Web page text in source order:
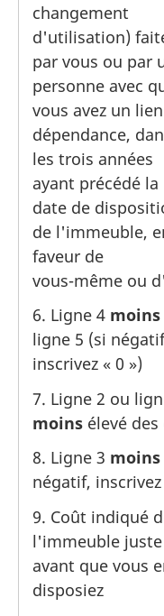
changement
d'utilisation)
par vous ou par
personne avec
vous avez un
dépendance,
les trois années
ayant précédé la
date de
de l'immeuble,
faveur de
vous-même ou
6. Ligne 4 moins
ligne 5 (si
inscrivez « 0 »)
7. Ligne 2 ou
moins élevé
8. Ligne 3 moins
négatif, inscrivez
9. Coût indiqué
l'immeuble juste
avant que vous
disposiez